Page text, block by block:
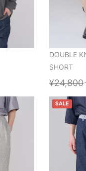
DOUBLE
SHORT
¥24,800
SALE